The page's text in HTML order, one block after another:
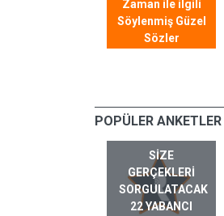
Zaman ile ilgili
Söylenmiş Güzel
Sözler
POPÜLER ANKETLER
SIZE
GERÇEKLERI
SORGULATACAK
22 YABANCI